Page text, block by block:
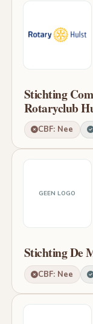
Stichting
Rotaryclub
CBF: Nee
GEEN LOGO
Stichting De
CBF: Nee